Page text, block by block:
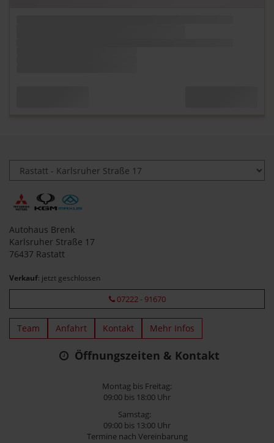
Autohaus Brenk
Karlsruher Straße 17
76437 Rastatt
Verkauf: jetzt geschlossen
07222 - 91670
Team Anfahrt Kontakt Mehr Infos
Öffnungszeiten & Kontakt
Montag bis Freitag:
09:00 bis 18:00 Uhr
Samstag:
09:00 bis 13:00 Uhr
Termine nach Vereinbarung